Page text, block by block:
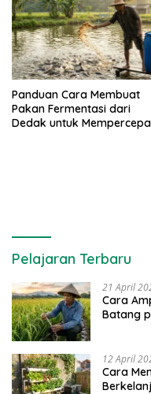
Panduan Cara Membuat
Pakan Fermentasi dari
Dedak untuk
Pelajaran Terbaru
21 April
Cara
Batang
12 April
Cara